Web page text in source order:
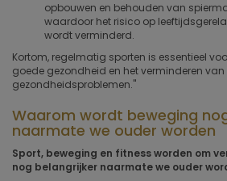
opbouwen en behouden van
waardoor het risico op
wordt verminderd.
Kortom, regelmatig sporten is essentieel
goede gezondheid en het verminderen van
gezondheidsproblemen."
Waarom wordt beweging
naarmate we ouder worden
Sport, beweging en fitness worden om
nog belangrijker naarmate we ouder